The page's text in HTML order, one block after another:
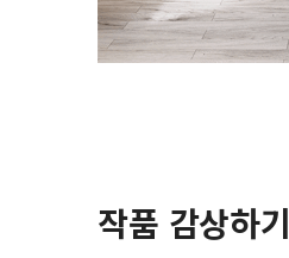
작품 감상하기